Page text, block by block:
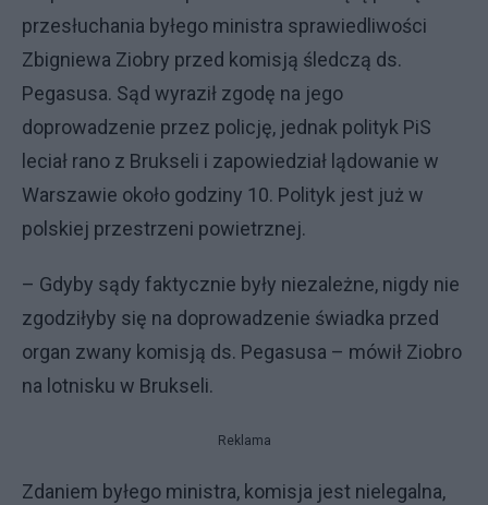
przesłuchania byłego ministra sprawiedliwości
Zbigniewa Ziobry przed komisją śledczą ds.
Pegasusa. Sąd wyraził zgodę na jego
doprowadzenie przez policję, jednak polityk PiS
leciał rano z Brukseli i zapowiedział lądowanie w
Warszawie około godziny 10. Polityk jest już w
polskiej przestrzeni powietrznej.
– Gdyby sądy faktycznie były niezależne, nigdy nie
zgodziłyby się na doprowadzenie świadka przed
organ zwany komisją ds. Pegasusa – mówił Ziobro
na lotnisku w Brukseli.
Reklama
Zdaniem byłego ministra, komisja jest nielegalna,